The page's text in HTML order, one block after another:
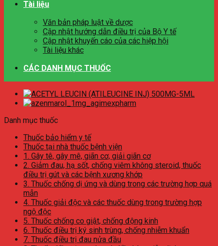
Tài liệu
Văn bản pháp luật về dược
Cập nhật hướng dẫn điều trị của Bộ Y tế
Cập nhật khuyến cáo của các hiệp hội
Tài liệu khác
CÁC DANH MỤC THUỐC
Danh mục thuốc
Thuốc bảo hiểm y tế
Thuốc tại nhà thuốc bệnh viện
1. Gây tê, gây mê, giãn cơ, giải giãn cơ
2. Giảm đau, hạ sốt, chống viêm không steroid, thuốc
điều trị gút và các bệnh xương khớp
3. Thuốc chống dị ứng và dùng trong các trường hợp quá
mẫn
4. Thuốc giải độc và các thuốc dùng trong trường hợp
ngộ độc
5. Thuốc chống co giật, chống động kinh
6. Thuốc điều trị ký sinh trùng, chống nhiễm khuẩn
7. Thuốc điều trị đau nửa đầu